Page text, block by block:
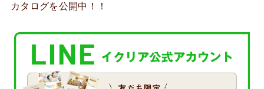
カタログを公開中！！